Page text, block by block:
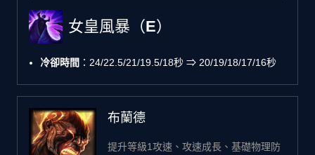
女皇風暴（E）
冷卻時間 ：24/22.5/21/19.5/18秒 ⇒ 20/19/18/17/16秒
布蘭德
提升等級1攻速、攻速成長、基礎物理防